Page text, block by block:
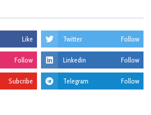
Like Twitter Follow
Follow Linkedin Follow
Subcribe Telegram Follow